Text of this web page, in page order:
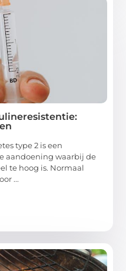
type 2 is een
aandoening waarbij de
te hoog is. Normaal
...